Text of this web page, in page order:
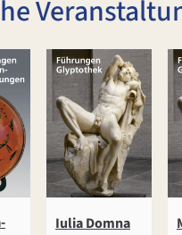
Iulia Domna